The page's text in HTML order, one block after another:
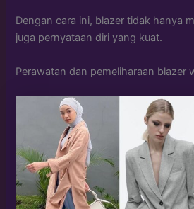
Dengan cara ini, blazer tidak hanya
juga pernyataan diri yang kuat.
Perawatan dan pemeliharaan blazer